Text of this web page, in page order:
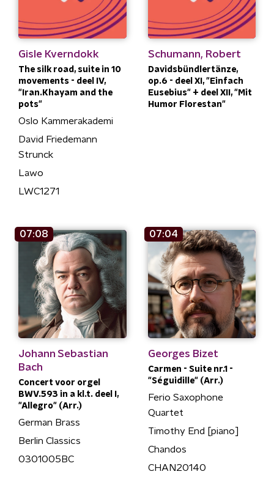
Gisle Kverndokk
The silk road, suite in 10
movements - deel IV,
"Iran.Khayam and the
pots"
Oslo Kammerakademi
David Friedemann
Strunck
Lawo
LWC1271
Schumann, Robert
Davidsbündlertänze,
op.6 - deel XI, "Einfach
Eusebius" + deel XII, "Mit
Humor Florestan"
07:08
Johann Sebastian
Bach
Concert voor orgel
BWV.593 in a kl.t. deel I,
"Allegro" (Arr.)
German Brass
Berlin Classics
0301005BC
07:04
Georges Bizet
Carmen - Suite nr.1 -
"Séguidille" (Arr.)
Ferio Saxophone
Quartet
Timothy End [piano]
Chandos
CHAN20140